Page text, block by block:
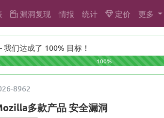
漏洞复现 情报 统计 定价 更多
们达成了 100% 目标！
100%
8962
多款产品 安全漏洞